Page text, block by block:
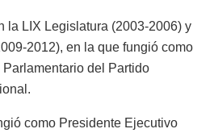
la LIX Legislatura (2003-2006) y
2012), en la que fungió como
del Partido
como Presidente Ejecutivo